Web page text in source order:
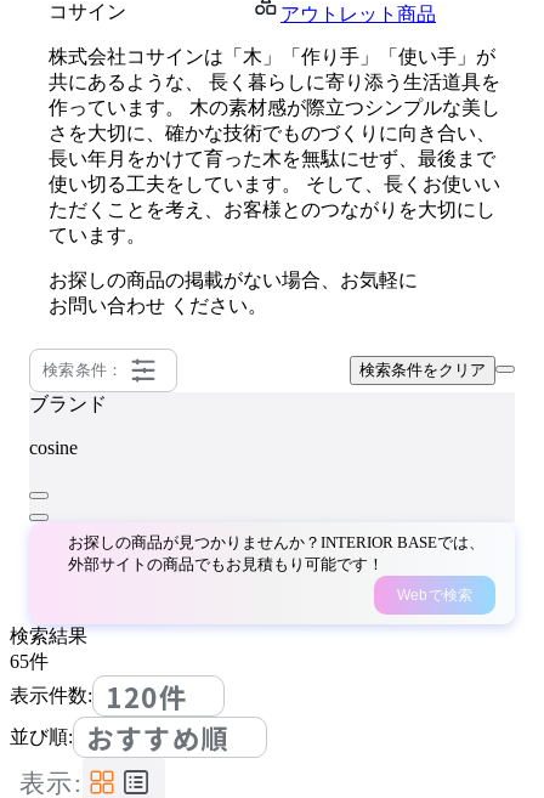
アウトレット商品
コサイン
株式会社コサインは「木」「作り手」「使い手」が
共にあるような、 長く暮らしに寄り添う生活道具を
作っています。 木の素材感が際立つシンプルな美し
さを大切に、確かな技術でものづくりに向き合い、
長い年月をかけて育った木を無駄にせず、最後まで
使い切る工夫をしています。 そして、長くお使いい
ただくことを考え、お客様とのつながりを大切にし
ています。
お探しの商品の掲載がない場合、お気軽に
お問い合わせ ください。
検索条件： 検索条件をクリア
ブランド
cosine
お探しの商品が見つかりませんか？INTERIOR BASEでは、
外部サイトの商品でもお見積もり可能です！
Webで検索
検索結果
65件
表示件数:
120件
並び順: おすすめ順
表示: